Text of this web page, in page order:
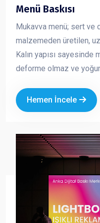
Menü Baskısı
Mukavva menü; sert ve
malzemeden üretilen,
Kalın yapısı
deforme olmaz ve yoğun
pratik bir çözümdür.
bir şekilde yansıtmanıza
Hemen İncele